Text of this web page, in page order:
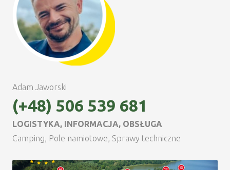
Adam Jaworski
(+48) 506 539 681
LOGISTYKA, INFORMACJA, OBSŁUGA
Camping, Pole namiotowe, Sprawy techniczne